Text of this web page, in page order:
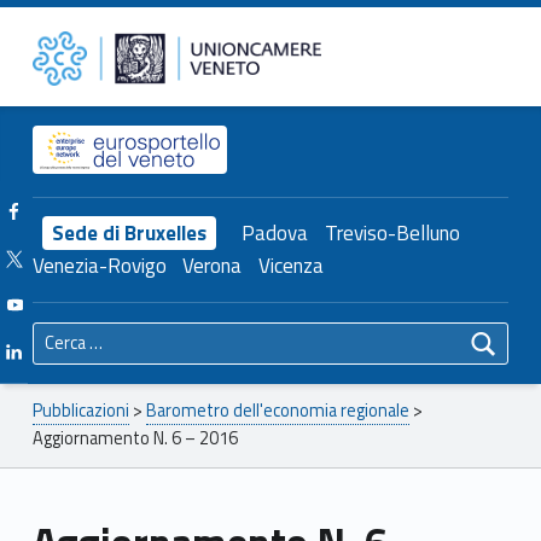
Aggiornamento N. 6 – 2016 – Unioncamere del Veneto Unioncamere del Veneto
Header info sidebar
Sede di Bruxelles Padova Treviso-Belluno
Venezia-Rovigo Verona Vicenza
Facebook Unioncamere Veneto
Twitter Unioncamere Veneto
Youtube Unioncamere Veneto
Linkedin Unioncamere Veneto
Ricerca per:
Breadcrumbs navigation
Pubblicazioni >Barometro dell'economia regionale >
Aggiornamento N. 6 – 2016